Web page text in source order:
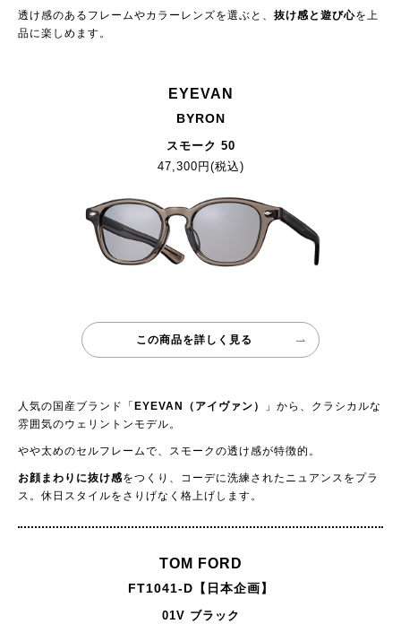
透け感のあるフレームやカラーレンズを選ぶと、 抜け感と遊び心を上
品に楽しめます。
EYEVAN
BYRON
スモーク 50
47,300円(税込)
この商品を詳しく見る
人気の国産ブランド「EYEVAN（アイヴァン）
」から、クラシカルな
雰囲気のウェリントンモデル。
やや太めのセルフレームで、スモークの透け感が特徴的。
お顔まわりに抜け感をつくり、コーデに洗練されたニュアンスをプラ
ス。休日スタイルをさりげなく格上げします。
TOM FORD
FT1041-D【日本企画】
01V ブラック